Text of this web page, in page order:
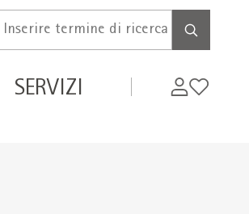
Inserire
ricerca
SERVIZI
MyWishlist